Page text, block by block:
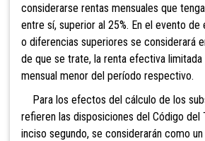
considerarse rentas mensuales que
entre sí, superior al 25%. En el evento
o diferencias superiores se considerará
de que se trate, la renta efectiva limitada
mensual menor del período respectivo.
Para los efectos del cálculo de los
refieren las disposiciones del Código del
inciso segundo, se considerarán como